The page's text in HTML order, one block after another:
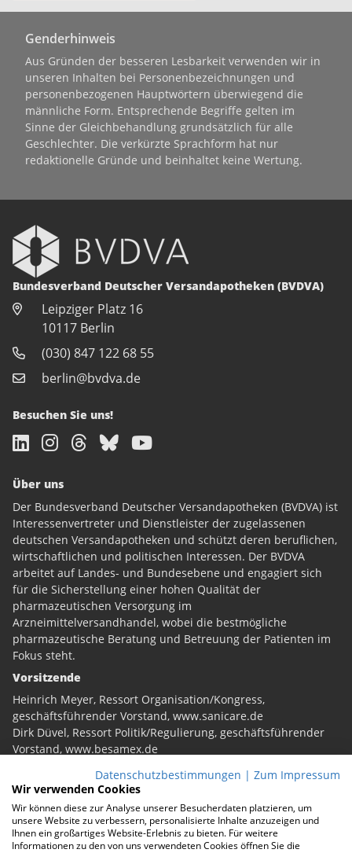
Genderhinweis
Aus Gründen der besseren Lesbarkeit verwenden wir in
unseren Inhalten bei Personenbezeichnungen und
personenbezogenen Hauptwörtern überwiegend die
männliche Form. Entsprechende Begriffe gelten im
Sinne der Gleichbehandlung grundsätzlich für alle
Geschlechter. Die verkürzte Sprachform hat nur
redaktionelle Gründe und beinhaltet keine Wertung.
Bundesverband Deutscher Versandapotheken (BVDVA)
Leipziger Platz 16
10117 Berlin
(030) 847 122 68 55
berlin@bvdva.de
Besuchen Sie uns!
Über uns
Der Bundesverband Deutscher Versandapotheken (BVDVA) ist
Interessenvertreter und Dienstleister der zugelassenen
deutschen Versandapotheken und schützt deren beruflichen,
wirtschaftlichen und politischen Interessen. Der BVDVA
arbeitet auf Landes- und Bundesebene und engagiert sich
für die Sicherstellung einer hohen Qualität der
pharmazeutischen Versorgung im
Arzneimittelversandhandel, wobei die bestmögliche
pharmazeutische Beratung und Betreuung der Patienten im
Fokus steht.
Vorsitzende
Heinrich Meyer, Ressort Organisation/Kongress,
geschäftsführender Vorstand, www.sanicare.de
Dirk Düvel, Ressort Politik/Regulierung, geschäftsführender
Vorstand, www.besamex.de
Kontakt
Impressum
Datenschutz
Datenschutzbestimmungen | Zum Impressum
Wir verwenden Cookies
Wir können diese zur Analyse unserer Besucherdaten platzieren, um
unsere Website zu verbessern, personalisierte Inhalte anzuzeigen und
Ihnen ein großartiges Website-Erlebnis zu bieten. Für weitere
Informationen zu den von uns verwendeten Cookies öffnen Sie die